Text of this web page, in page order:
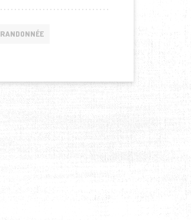
RANDONNÉE